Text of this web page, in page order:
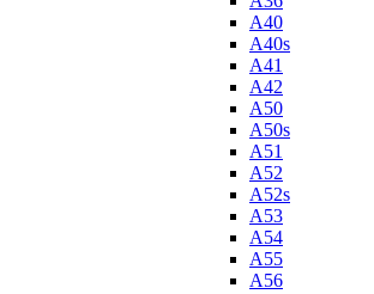
A40
A40s
A41
A42
A50
A50s
A51
A52
A52s
A53
A54
A55
A56